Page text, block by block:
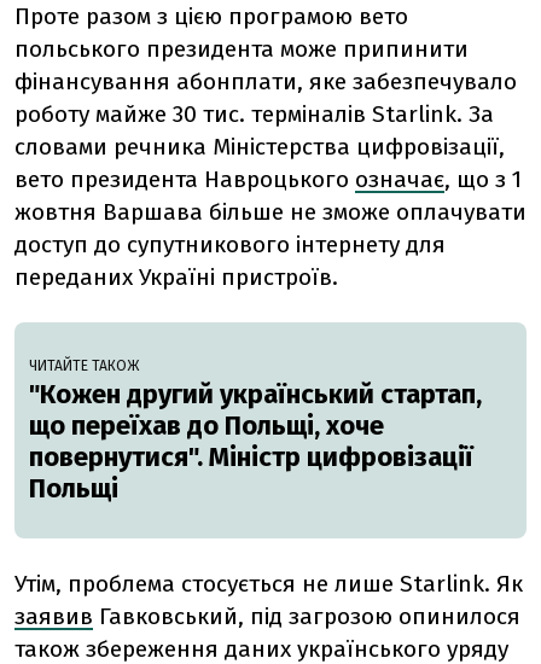
Проте разом з цією програмою вето
польського президента може припинити
фінансування абонплати, яке забезпечувало
роботу майже 30 тис. терміналів Starlink. За
словами речника Міністерства цифровізації,
вето президента Навроцького означає, що з 1
жовтня Варшава більше не зможе оплачувати
доступ до супутникового інтернету для
переданих Україні пристроїв.
ЧИТАЙТЕ ТАКОЖ
"Кожен другий український стартап,
що переїхав до Польщі, хоче
повернутися". Міністр цифровізації
Польщі
Утім, проблема стосується не лише Starlink. Як
заявив Гавковський, під загрозою опинилося
також збереження даних українського уряду